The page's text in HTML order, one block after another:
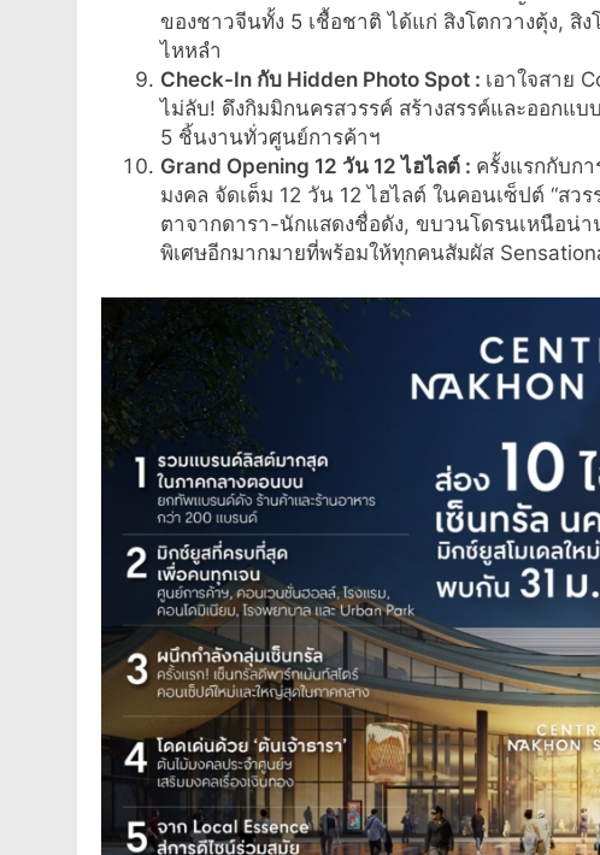
ของชาวจีนทั้ง 5 เชื้อชาติ ได้แก่ สิงโตกวางตุ้ง, สิ
ไหหลำ
Check-In กับ Hidden Photo Spot : เอาใจสาย
ไม่ลับ! ดึงกิมมิกนครสวรรค์ สร้างสรรค์และออกแ
5 ชิ้นงานทั่วศูนย์การค้าฯ
Grand Opening 12 วัน 12 ไฮไลต์ : ครั้งแรกกับก
มงคล จัดเต็ม 12 วัน 12 ไฮไลต์ ในคอนเซ็ปต์ “ส
ตาจากดารา-นักแสดงชื่อดัง, ขบวนโดรนเหนือน่
พิเศษอีกมากมายที่พร้อมให้ทุกคนสัมผัส